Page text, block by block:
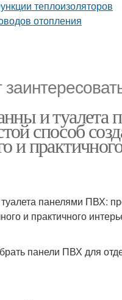
и туалета
способ
и практичного
панелями ПВХ:
и практичного
панели ПВХ для